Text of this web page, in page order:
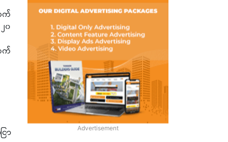
က်
၀
က်
ာ